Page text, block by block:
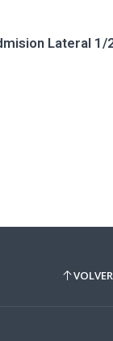
Lateral 1/